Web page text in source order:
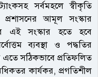
সর্বমহলে স্বীকৃতি
আমূল সংস্কার
এই সংস্কার হতে হবে
ব্যবস্থা ও পদ্ধতির
এতে সঠিকভাবে প্রতিফলিত
কার্যকর, প্রগতিশীল